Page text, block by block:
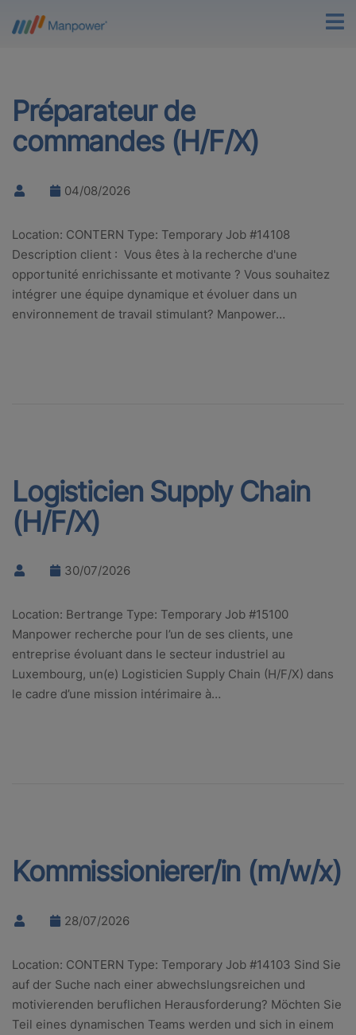
Préparateur de
commandes (H/F/X)
04/08/2026
Location: CONTERN Type: Temporary Job #14108
Description client : Vous êtes à la recherche d'une
opportunité enrichissante et motivante ? Vous souhaitez
intégrer une équipe dynamique et évoluer dans un
environnement de travail stimulant? Manpower…
Logisticien Supply Chain
(H/F/X)
30/07/2026
Location: Bertrange Type: Temporary Job #15100
Manpower recherche pour l’un de ses clients, une
entreprise évoluant dans le secteur industriel au
Luxembourg, un(e) Logisticien Supply Chain (H/F/X) dans
le cadre d’une mission intérimaire à…
Kommissionierer/in (m/w/x)
28/07/2026
Location: CONTERN Type: Temporary Job #14103 Sind Sie
auf der Suche nach einer abwechslungsreichen und
motivierenden beruflichen Herausforderung? Möchten Sie
Teil eines dynamischen Teams werden und sich in einem